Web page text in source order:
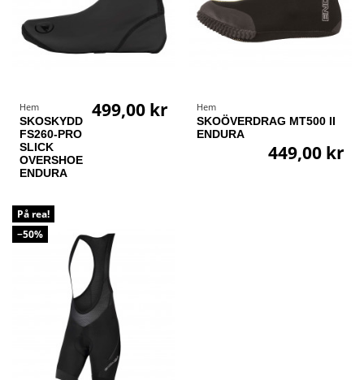
Hem
SKOSKYDD
FS260-PRO
SLICK
OVERSHOE
ENDURA
499,00 kr Hem
SKOÖVERDRAG MT500 II
ENDURA
449,00 kr
På rea!
−50%